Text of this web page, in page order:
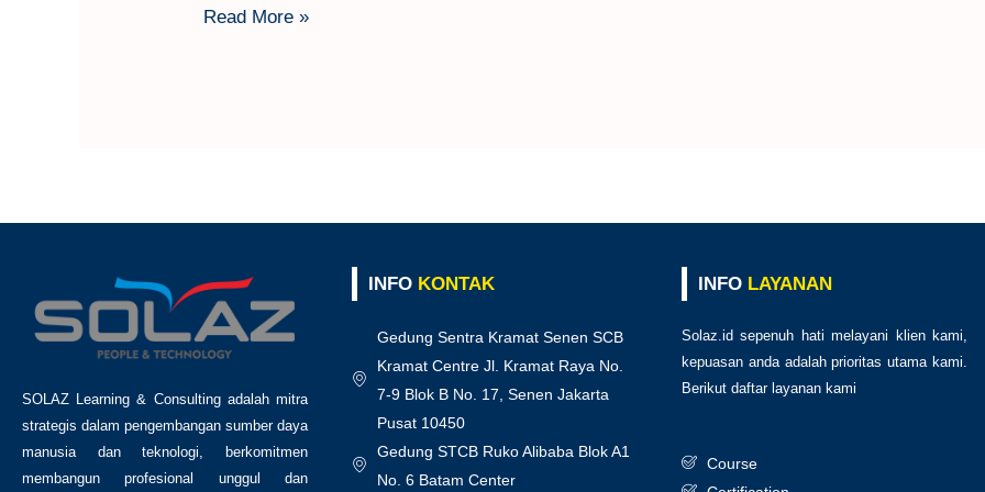
Read More »
SOLAZ Learning & Consulting adalah mitra
strategis dalam pengembangan sumber daya
manusia dan teknologi, berkomitmen
membangun profesional unggul dan
INFO KONTAK
Gedung Sentra Kramat Senen SCB
Kramat Centre Jl. Kramat Raya No.
7-9 Blok B No. 17, Senen Jakarta
Pusat 10450
Gedung STCB Ruko Alibaba Blok A1
No. 6 Batam Center
INFO LAYANAN
Solaz.id sepenuh hati melayani klien kami,
kepuasan anda adalah prioritas utama kami.
Berikut daftar layanan kami
Course